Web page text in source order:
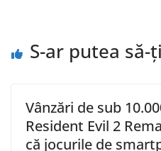
S-ar putea să-
Vânzări de sub
Resident Evil 2
că jocurile de